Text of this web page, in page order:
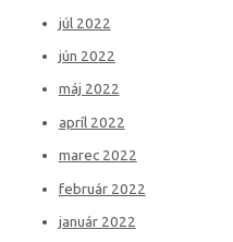
júl 2022
jún 2022
máj 2022
apríl 2022
marec 2022
február 2022
január 2022